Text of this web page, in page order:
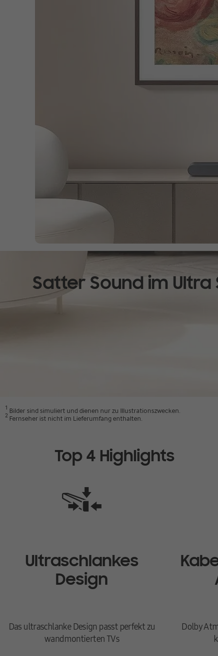
Klare Dialoge, damit du kein Wort verpasst.
Der integrierte Center Speaker kann Stimmen in
Szene für Szene automatisch angepasster Sound
Unsere Audio-Ingenieure haben im Samsung Audio Lab in
Streame Musik, die du liebst, und steuere sie mit deiner Stimme
Steuere deinen Music Frame mit deiner Stimme, indem du
auch zum Streamen von Audioinhalten verwenden,
deinem Apple-Gerät. Mit Apple AirPlay kannst du deine
Verbinde dich mühelos mit deinem kompatiblen iPhone.
Deine Lieblings-Audioinhalte mit nur einem Antippen
Genieße mit Tap Sound deine Musik auf eine spielend leichte
und so den Song schnell übertragen, damit du ihn in
Leistungsstarke, nach oben abstrahlende Lautsprecher,
Dröhnen eines Sportwagens oder höre wie sich ein*e
Gaming Hub startest. So musst du keine weiteren
Du kannst dein Audiogerät mit SmartThings via Wi-Fi
mehrere Lautsprecher miteinander. Außerdem kannst du
Hier brauchst du nur eine Fernbedienung. Wichtige
Remote Control steuern.
Kabellose Verbindung zwischen TV und Soundbar per WLAN
Verabschiede dich von unnötigem Kabelsalat in deinem
Erweitere deinen kabellosen Surround Sound um zusätzliche
Stelle eine drahtlose Verbindung zu den hinteren
Sound“ und „Sound Grouping“ nutzen.**
** Der zusätzliche Kauf des Samsung Wireless Rear Speaker Kit
Satter Sound im Ultra
1 Bilder sind simuliert und dienen nur zu Illustrationszwecken.
2 Fernseher ist nicht im Lieferumfang enthalten.
Top 4 Highlights
Ultraschlankes
Design
Das ultraschlanke Design passt perfekt zu
wandmontierten TVs
Dolby